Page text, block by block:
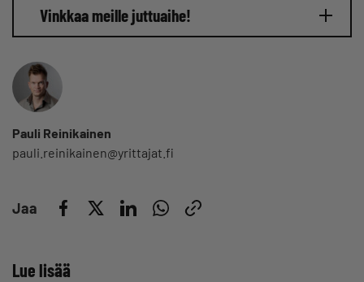
Vinkkaa meille juttuaihe!
Pauli Reinikainen
pauli.reinikainen@yrittajat.fi
Jaa
Lue lisää